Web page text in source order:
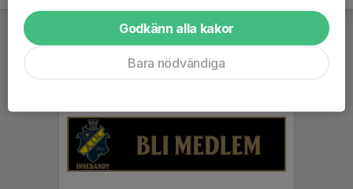
Godkänn alla kakor
Bara nödvändiga